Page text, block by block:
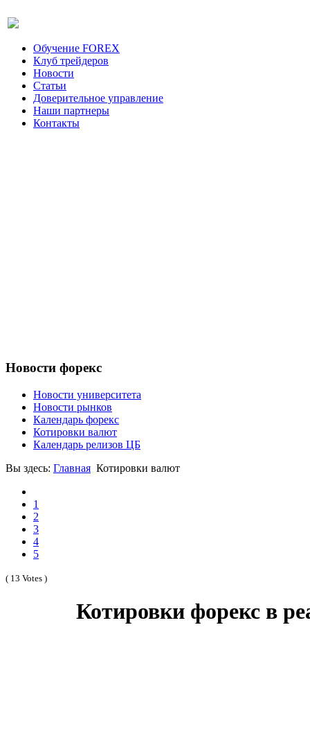
Обучение FOREX
Клуб трейдеров
Новости
Статьи
Доверительное управление
Наши партнеры
Контакты
Новости форекс
Новости университета
Новости рынков
Календарь форекс
Котировки валют
Календарь релизов ЦБ
Вы здесь: Главная Котировки валют
1
2
3
4
5
( 13 Votes )
Котировки форекс в